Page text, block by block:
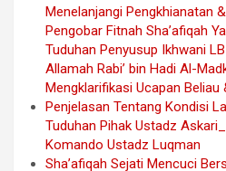
Menelanjangi Pengkhianatan
Pengobar Fitnah Sha’afiqah
Tuduhan Penyusup Ikhwani
Allamah Rabi’ bin Hadi Al-
Mengklarifikasi Ucapan
Penjelasan Tentang Kondisi
Tuduhan Pihak Ustadz
Komando Ustadz Luqman
Sha’afiqah Sejati Mencuci